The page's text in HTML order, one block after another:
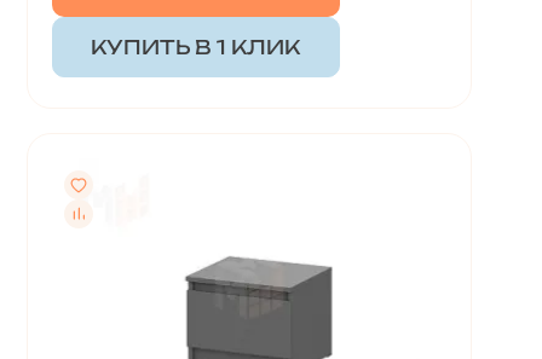
КУПИТЬ В 1 КЛИК